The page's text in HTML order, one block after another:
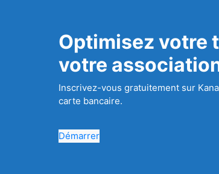
Optimisez votre
votre
Inscrivez-vous gratuitement sur
carte bancaire.
Démarrer